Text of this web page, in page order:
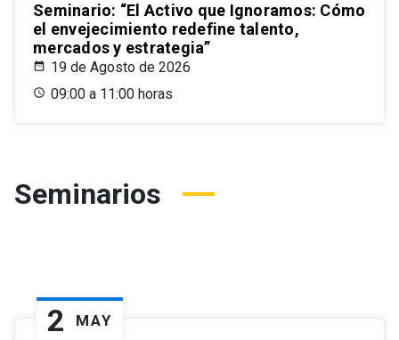
Seminario: “El Activo que Ignoramos: Cómo
el envejecimiento redefine talento,
mercados y estrategia”
19 de Agosto de 2026
09:00 a 11:00 horas
Seminarios
2 MAY